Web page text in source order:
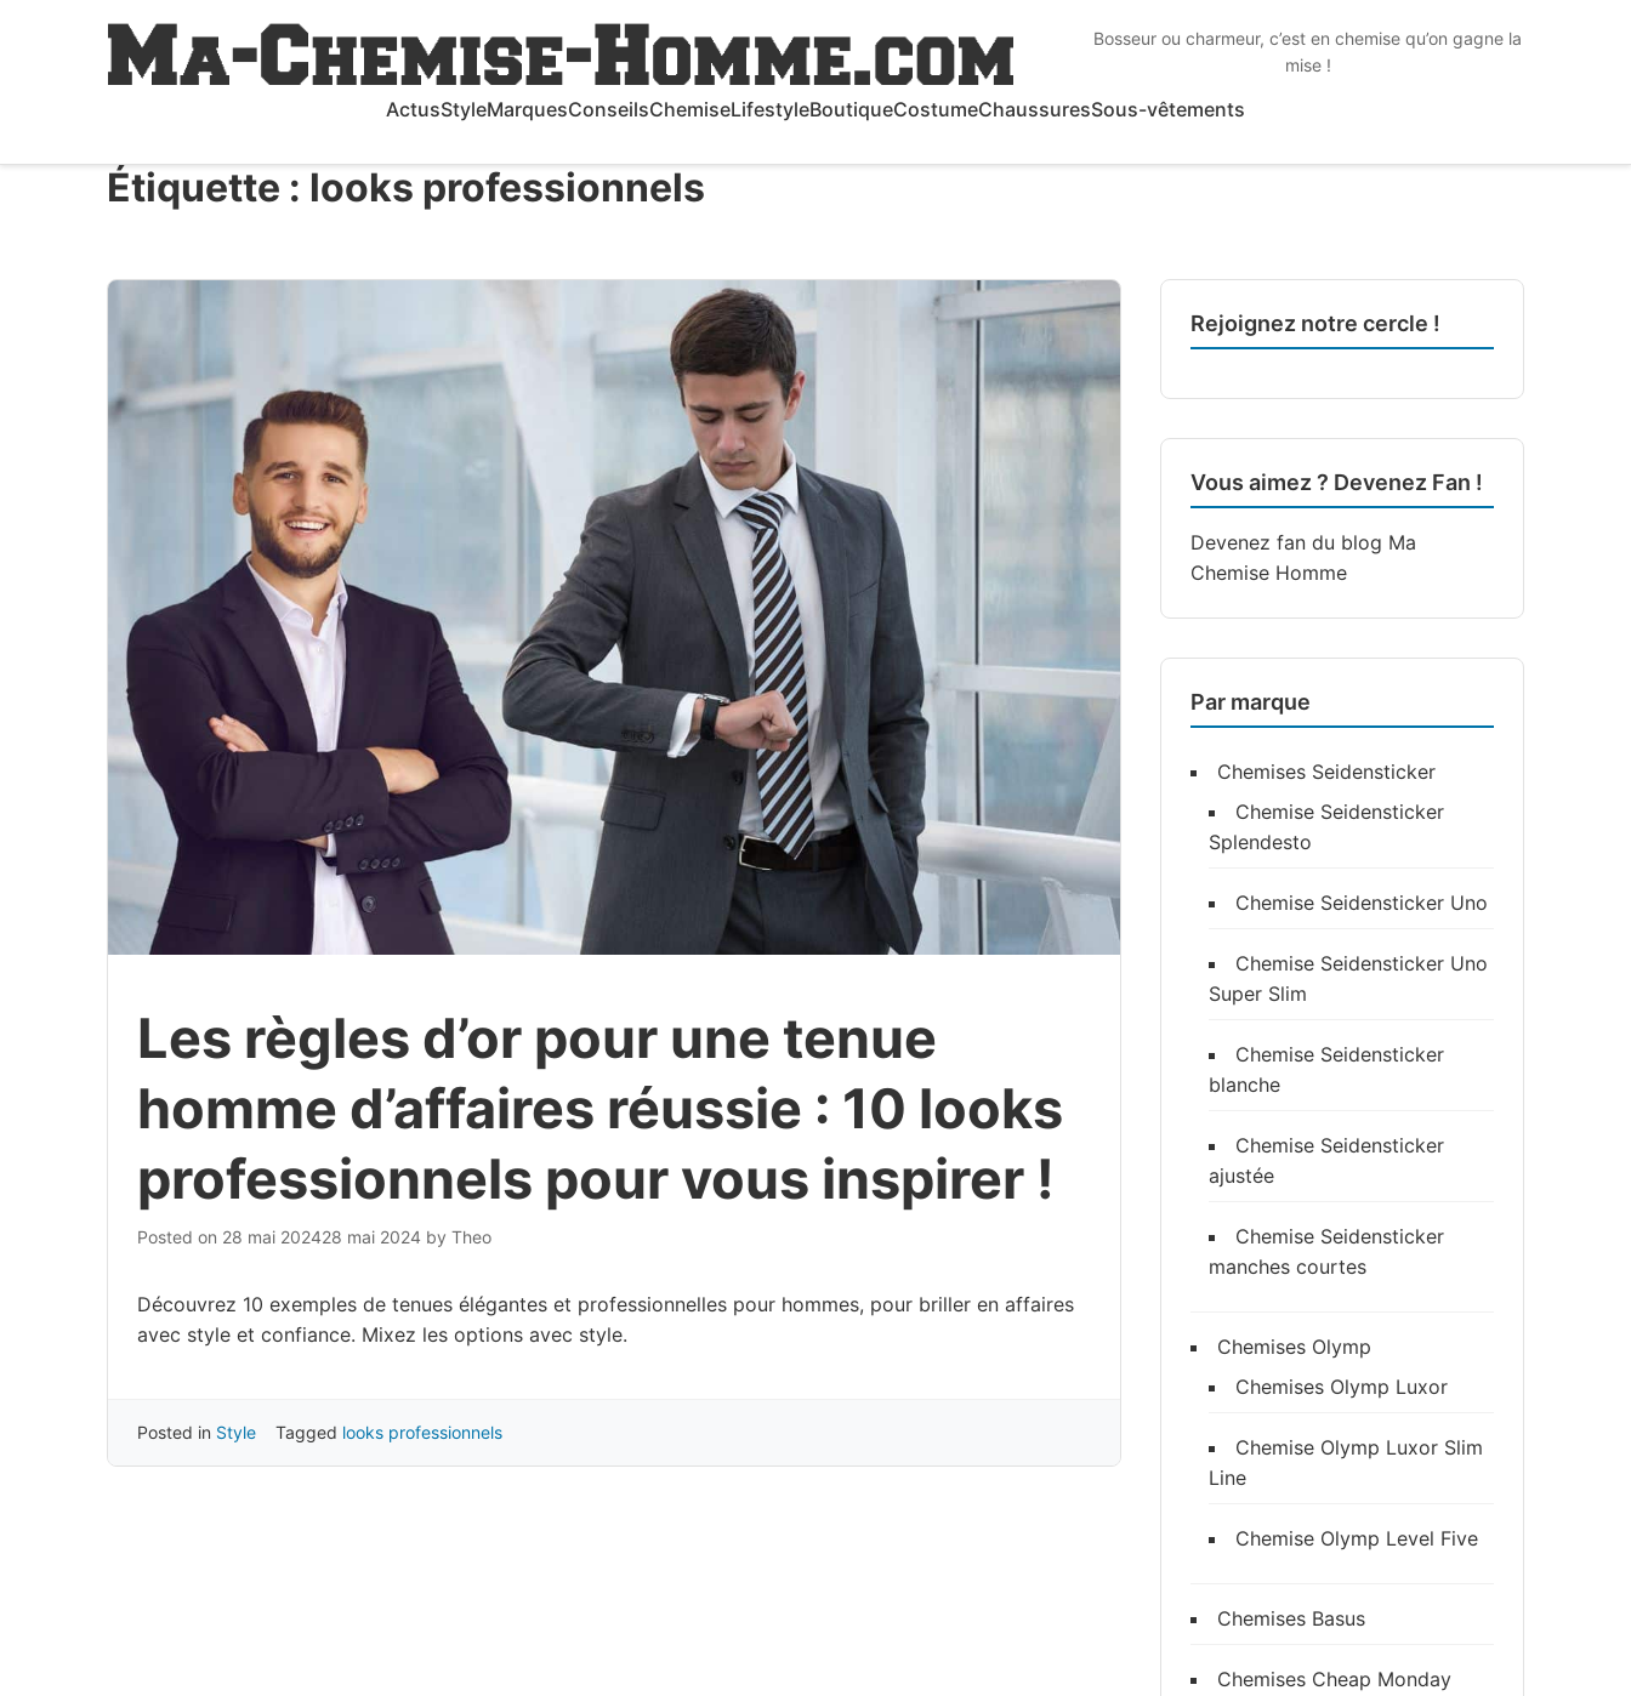
Bosseur ou charmeur, c’est en chemise qu’on gagne la
mise !
ActusStyleMarquesConseilsChemiseLifestyleBoutiqueCostumeChaussuresSous-vêtements
Étiquette : looks professionnels
Les règles d’or pour une tenue
homme d’affaires réussie : 10 looks
professionnels pour vous inspirer !
Posted on 28 mai 202428 mai 2024 by Theo
Découvrez 10 exemples de tenues élégantes et professionnelles pour hommes, pour briller en affaires
avec style et confiance. Mixez les options avec style.
Posted in Style Tagged looks professionnels
Rejoignez notre cercle !
Vous aimez ? Devenez Fan !
Devenez fan du blog Ma
Chemise Homme
Par marque
Chemises Seidensticker
Chemise Seidensticker
Splendesto
Chemise Seidensticker Uno
Chemise Seidensticker Uno
Super Slim
Chemise Seidensticker
blanche
Chemise Seidensticker
ajustée
Chemise Seidensticker
manches courtes
Chemises Olymp
Chemises Olymp Luxor
Chemise Olymp Luxor Slim
Line
Chemise Olymp Level Five
Chemises Basus
Chemises Cheap Monday